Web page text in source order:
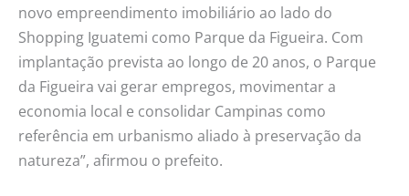
novo empreendimento imobiliário ao lado do
Shopping Iguatemi como Parque da Figueira. Com
implantação prevista ao longo de 20 anos, o Parque
da Figueira vai gerar empregos, movimentar a
economia local e consolidar Campinas como
referência em urbanismo aliado à preservação da
natureza”, afirmou o prefeito.